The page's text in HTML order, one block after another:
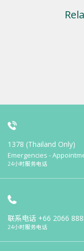
1378 (Thailand Only)
Emergencies -
24小时服务电话
联系电话 +66 2066
24小时服务电话